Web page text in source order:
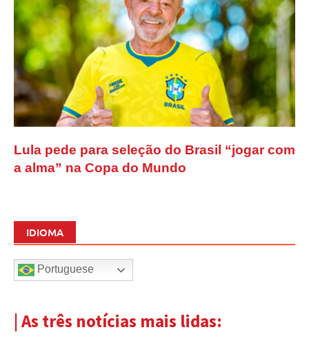
Lula pede para seleção do Brasil “jogar com
a alma” na Copa do Mundo
IDIOMA
Portuguese
| As três notícias mais lidas: